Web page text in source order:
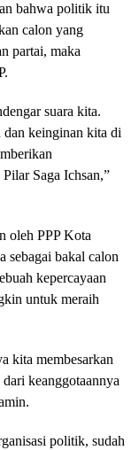
bahwa politik itu
calon yang
partai, maka
suara kita.
keinginan kita di
Saga Ichsan,”
oleh PPP Kota
sebagai bakal calon
kepercayaan
untuk meraih
kita membesarkan
keanggotaannya
politik, sudah